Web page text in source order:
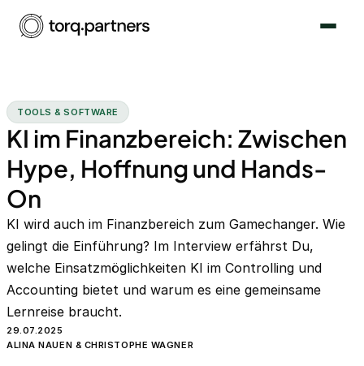
TOOLS & SOFTWARE
KI im Finanzbereich: Zwischen
Hype, Hoffnung und Hands-
On
KI wird auch im Finanzbereich zum Gamechanger. Wie
gelingt die Einführung? Im Interview erfährst Du,
welche Einsatzmöglichkeiten KI im Controlling und
Accounting bietet und warum es eine gemeinsame
Lernreise braucht.
29.07.2025
ALINA NAUEN & CHRISTOPHE WAGNER